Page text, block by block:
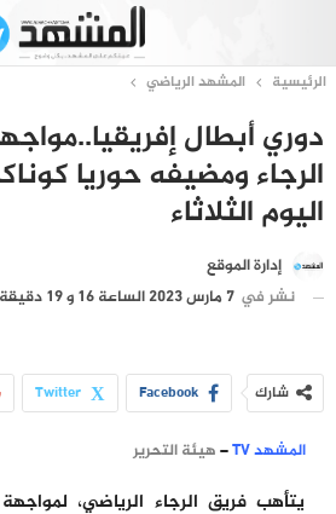
الرئيسية المشهد الرياضي
دوري أبطال
الرجاء ومضيفه حوريا
اليوم الثلاثاء
إدارة الموقع
نشر في 7 مارس 2023 الساعة 16 و 19 دقيقة
شارك Facebook
Twitter
المشهد TV –هيئة التحرير
يتأهب فريق الرجاء الرياضي،